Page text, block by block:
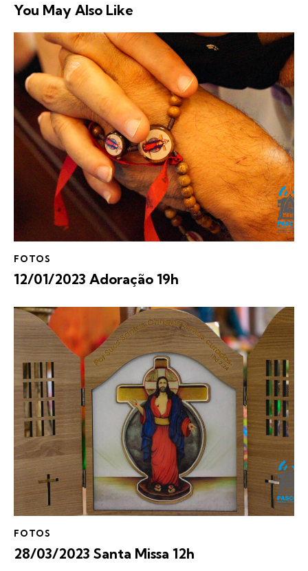
You May Also Like
FOTOS
12/01/2023 Adoração 19h
FOTOS
28/03/2023 Santa Missa 12h